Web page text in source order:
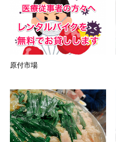
原付市場